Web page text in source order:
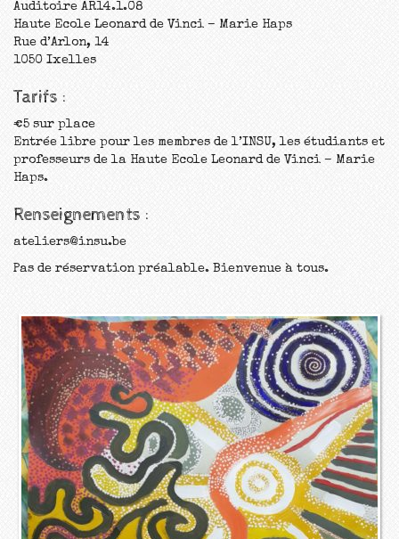
Auditoire AR14.1.08
Haute Ecole Leonard de Vinci – Marie Haps
Rue d’Arlon, 14
1050 Ixelles
Tarifs :
€5 sur place
Entrée libre pour les membres de l’INSU, les étudiants et
professeurs de la Haute Ecole Leonard de Vinci – Marie
Haps.
Renseignements :
ateliers@insu.be
Pas de réservation préalable. Bienvenue à tous.